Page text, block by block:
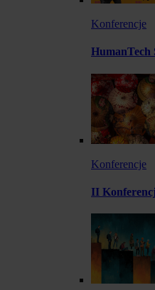
Konferencje
HumanTech
Konferencje
II